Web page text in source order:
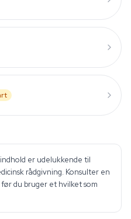
er udelukkende til
rådgivning. Konsulter en
du bruger et hvilket som